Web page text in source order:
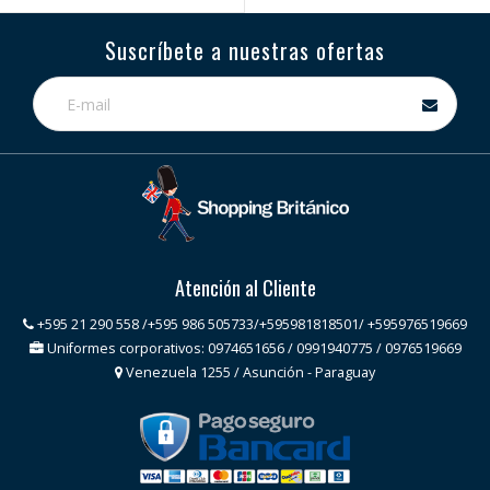
Suscríbete a nuestras ofertas
Atención al Cliente
+595 21 290 558 /+595 986 505733/+595981818501/ +595976519669
Uniformes corporativos: 0974651656 / 0991940775 / 0976519669
Venezuela 1255 / Asunción - Paraguay